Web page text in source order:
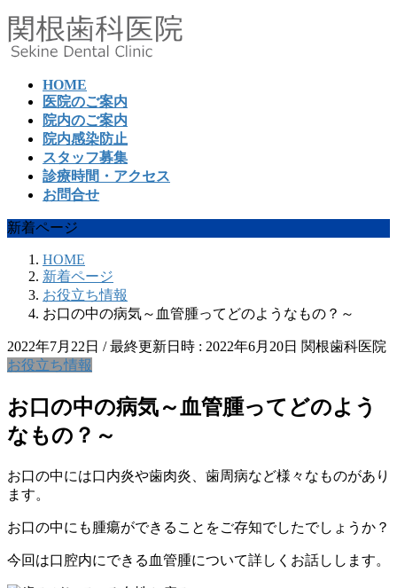
コ
ン
テ
ナ
ビ
ゲ
HOME
医院のご案内
院内のご案内
院内感染防止
スタッフ募集
診療時間・アクセス
お問合せ
新着ページ
HOME
新着ページ
お役立ち情報
お口の中の病気～血管腫ってどのようなもの？～
2022年7月22日 / 最終更新日時 : 2022年6月20日 関根歯科医院
お役立ち情報
お口の中の病気～血管腫ってどのよう
なもの？～
お口の中には口内炎や歯肉炎、歯周病など様々なものがあり
ます。
お口の中にも腫瘍ができることをご存知でしたでしょうか？
今回は口腔内にできる血管腫について詳しくお話しします。